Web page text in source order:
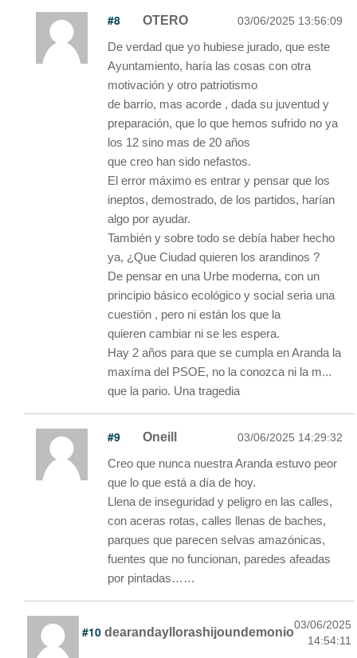
#8 OTERO 03/06/2025 13:56:09
De verdad que yo hubiese jurado, que este
Ayuntamiento, haría las cosas con otra
motivación y otro patriotismo
de barrio, mas acorde , dada su juventud y
preparación, que lo que hemos sufrido no ya
los 12 sino mas de 20 años
que creo han sido nefastos.
El error máximo es entrar y pensar que los
ineptos, demostrado, de los partidos, harían
algo por ayudar.
También y sobre todo se debía haber hecho
ya, ¿Que Ciudad quieren los arandinos ?
De pensar en una Urbe moderna, con un
principio básico ecológico y social seria una
cuestión , pero ni están los que la
quieren cambiar ni se les espera.
Hay 2 años para que se cumpla en Aranda la
maxíma del PSOE, no la conozca ni la m...
que la pario. Una tragedia
#9 Oneill 03/06/2025 14:29:32
Creo que nunca nuestra Aranda estuvo peor
que lo que está a día de hoy.
Llena de inseguridad y peligro en las calles,
con aceras rotas, calles llenas de baches,
parques que parecen selvas amazónicas,
fuentes que no funcionan, paredes afeadas
por pintadas……
#10 dearandayllorashijoundemonio
03/06/2025
14:54:11